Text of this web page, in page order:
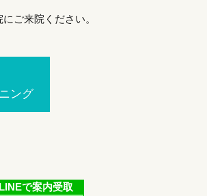
ご来院ください。
ング
LINEで案内受取